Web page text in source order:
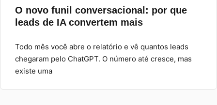
O novo funil conversacional: por que
leads de IA convertem mais
Todo mês você abre o relatório e vê quantos leads
chegaram pelo ChatGPT. O número até cresce, mas
existe uma